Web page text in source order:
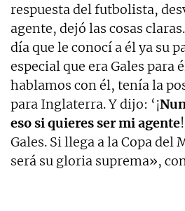
respuesta del futbolista,
agente, dejó las cosas
día que le conocí a él ya su
especial que era Gales para
hablamos con él, tenía la
para Inglaterra. Y dijo: ‘¡
eso si quieres ser mi agente
Gales. Si llega a la Copa del
será su gloria suprema»,